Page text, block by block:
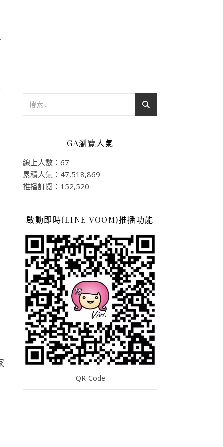
GA瀏覽人氣
線上人數：67
累積人氣：47,518,869
推播訂閱：152,520
啟動即時(LINE VOOM)推播功能
QR-Code